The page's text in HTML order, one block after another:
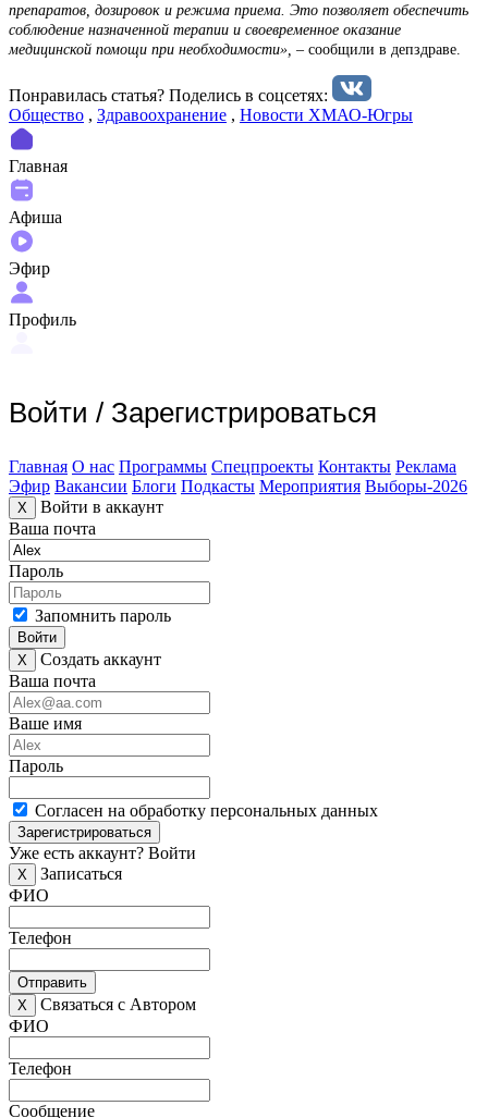
препаратов, дозировок и режима приема. Это позволяет обеспечить
соблюдение назначенной терапии и своевременное оказание
медицинской помощи при необходимости», – сообщили в депздраве.
Понравилась статья? Поделиcь в соцсетях:
Общество , Здравоохранение , Новости ХМАО-Югры
Главная
Афиша
Эфир
Профиль
Войти / Зарегистрироваться
Главная О нас Программы Спецпроекты Контакты Реклама
Эфир Вакансии Блоги Подкасты Мероприятия Выборы-2026
X
Войти в аккаунт
Ваша почта
Пароль
Запомнить пароль
Войти
X
Создать аккаунт
Ваша почта
Ваше имя
Пароль
Согласен на обработку персональных данных
Зарегистрироваться
Уже есть аккаунт? Войти
X
Записаться
ФИО
Телефон
Отправить
X
Связаться с Автором
ФИО
Телефон
Сообщение